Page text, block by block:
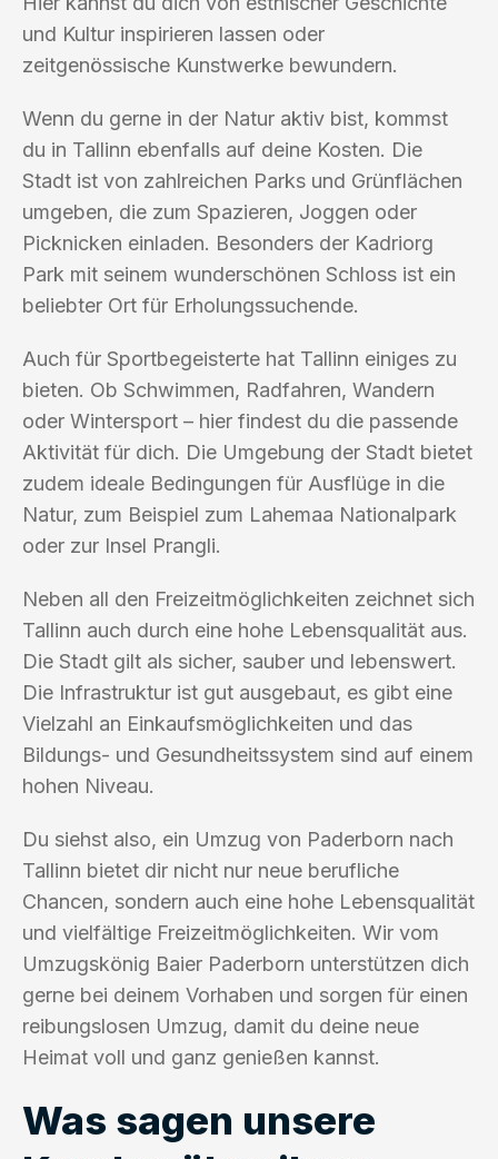
und Kultur inspirieren lassen oder
zeitgenössische Kunstwerke bewundern.
Wenn du gerne in der Natur aktiv bist, kommst
du in Tallinn ebenfalls auf deine Kosten. Die
Stadt ist von zahlreichen Parks und Grünflächen
umgeben, die zum Spazieren, Joggen oder
Picknicken einladen. Besonders der Kadriorg
Park mit seinem wunderschönen Schloss ist ein
beliebter Ort für Erholungssuchende.
Auch für Sportbegeisterte hat Tallinn einiges zu
bieten. Ob Schwimmen, Radfahren, Wandern
oder Wintersport – hier findest du die passende
Aktivität für dich. Die Umgebung der Stadt bietet
zudem ideale Bedingungen für Ausflüge in die
Natur, zum Beispiel zum Lahemaa Nationalpark
oder zur Insel Prangli.
Neben all den Freizeitmöglichkeiten zeichnet sich
Tallinn auch durch eine hohe Lebensqualität aus.
Die Stadt gilt als sicher, sauber und lebenswert.
Die Infrastruktur ist gut ausgebaut, es gibt eine
Vielzahl an Einkaufsmöglichkeiten und das
Bildungs- und Gesundheitssystem sind auf einem
hohen Niveau.
Du siehst also, ein Umzug von Paderborn nach
Tallinn bietet dir nicht nur neue berufliche
Chancen, sondern auch eine hohe Lebensqualität
und vielfältige Freizeitmöglichkeiten. Wir vom
Umzugskönig Baier Paderborn unterstützen dich
gerne bei deinem Vorhaben und sorgen für einen
reibungslosen Umzug, damit du deine neue
Heimat voll und ganz genießen kannst.
Was sagen unsere